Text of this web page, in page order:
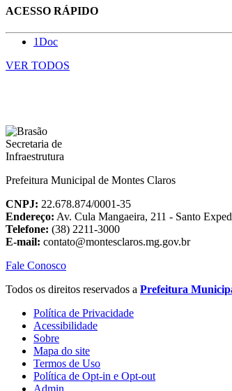
ACESSO RÁPIDO
1Doc
VER TODOS
Prefeitura Municipal de Montes Claros
CNPJ: 22.678.874/0001-35
Endereço: Av. Cula Mangaeira, 211 - Santo
Telefone: (38) 2211-3000
E-mail: contato@montesclaros.mg.gov.br
Fale Conosco
Todos os direitos reservados a Prefeitura
Política de Privacidade
Acessibilidade
Sobre
Mapa do site
Termos de Uso
Política de Opt-in e Opt-out